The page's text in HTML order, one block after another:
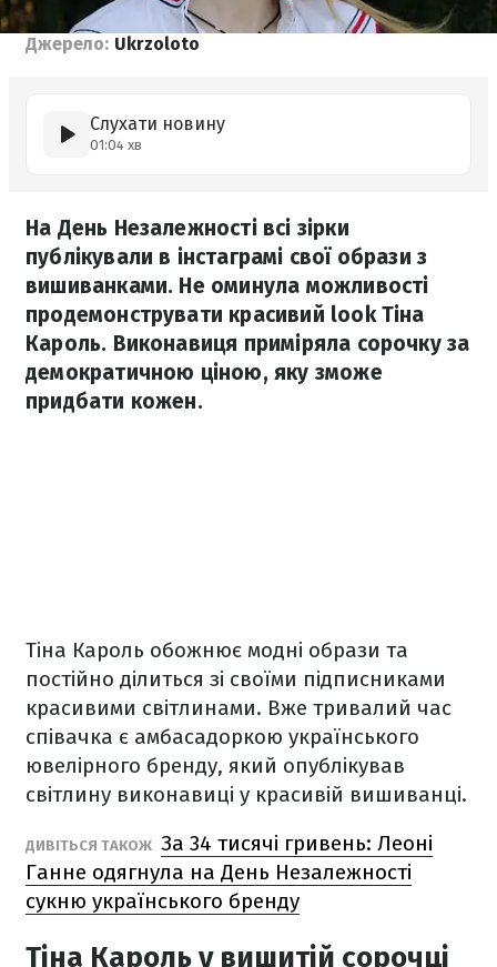
Джерело: Ukrzoloto
Слухати новину
01:04 хв
На День Незалежності всі зірки
публікували в інстаграмі свої образи з
вишиванками. Не оминула можливості
продемонструвати красивий look Тіна
Кароль. Виконавиця приміряла сорочку за
демократичною ціною, яку зможе
придбати кожен.
Тіна Кароль обожнює модні образи та
постійно ділиться зі своїми підписниками
красивими світлинами. Вже тривалий час
співачка є амбасадоркою українського
ювелірного бренду, який опублікував
світлину виконавиці у красивій вишиванці.
ДИВІТЬСЯ ТАКОЖ За 34 тисячі гривень: Леоні
Ганне одягнула на День Незалежності
сукню українського бренду
Тіна Кароль у вишитій сорочці